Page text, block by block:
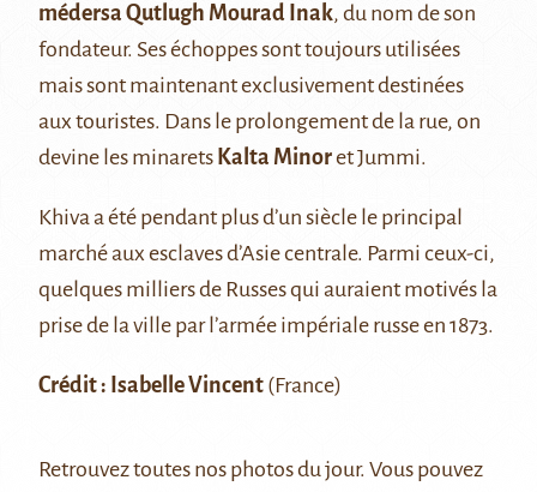
médersa Qutlugh Mourad Inak, du nom de son
fondateur. Ses échoppes sont toujours utilisées
mais sont maintenant exclusivement destinées
aux touristes. Dans le prolongement de la rue, on
devine les minarets Kalta Minoret Jummi.
Khiva a été pendant plus d’un siècle le principal
marché aux esclaves d’Asie centrale. Parmi ceux-ci,
quelques milliers de Russes qui auraient motivés la
prise de la ville par l’armée impériale russe en 1873.
Crédit : Isabelle Vincent (France)
Retrouveztoutes nos photos du jour. Vous pouvez